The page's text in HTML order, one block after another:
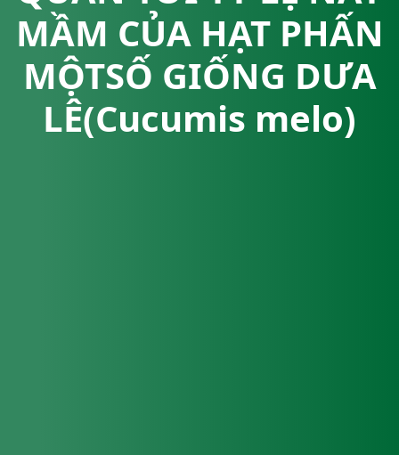
MẦM CỦA HẠT PHẤN
MỘTSỐ GIỐNG DƯA
LÊ(Cucumis melo)